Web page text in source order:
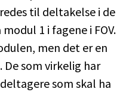
til deltakelse i de
1 i fagene i FOV.
men det er en
som virkelig har
som skal ha